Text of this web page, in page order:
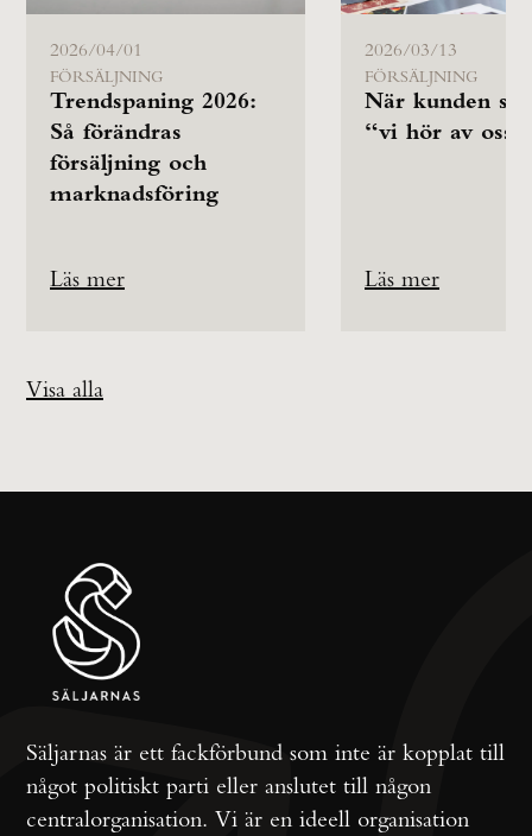
Visa alla
2026/04/01
FÖRSÄLJNING
Trendspaning 2026:
Så förändras
försäljning och
marknadsföring
Läs mer
2026/03/13
FÖRSÄLJNING
När kunden
“vi hör av oss”
Läs mer
Säljarnas är ett fackförbund som inte är kopplat till
något politiskt parti eller anslutet till någon
centralorganisation. Vi är en ideell organisation